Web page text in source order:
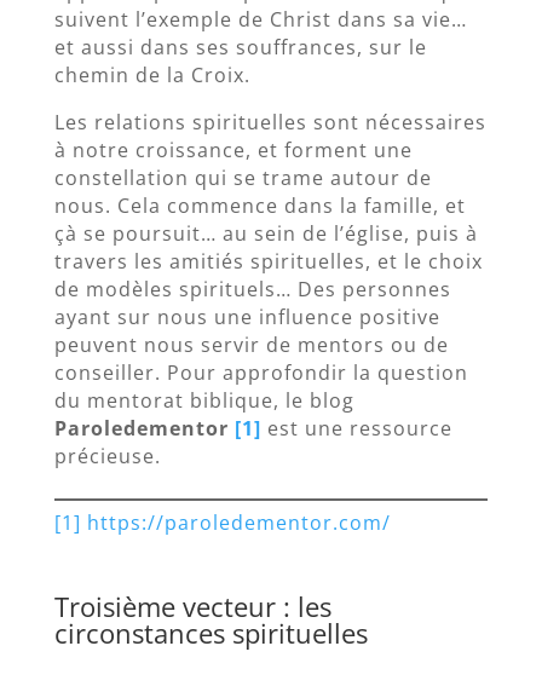
suivent l’exemple de Christ dans sa vie…
et aussi dans ses souffrances, sur le
chemin de la Croix.
Les relations spirituelles sont nécessaires
à notre croissance, et forment une
constellation qui se trame autour de
nous. Cela commence dans la famille, et
çà se poursuit… au sein de l’église, puis à
travers les amitiés spirituelles, et le choix
de modèles spirituels… Des personnes
ayant sur nous une influence positive
peuvent nous servir de mentors ou de
conseiller. Pour approfondir la question
du mentorat biblique, le blog
Paroledementor [1] est une ressource
précieuse.
[1] https://paroledementor.com/
Troisième vecteur : les
circonstances spirituelles